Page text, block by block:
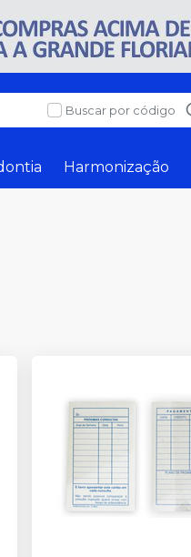
Buscar por código
Harmonização